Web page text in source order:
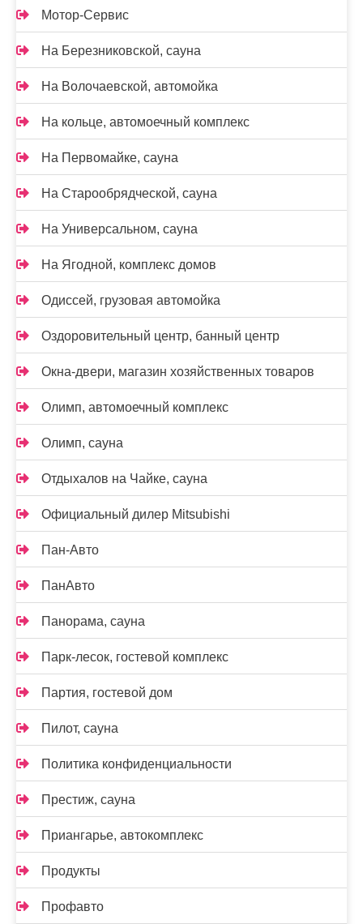
Мотор-Сервис
На Березниковской, сауна
На Волочаевской, автомойка
На кольце, автомоечный комплекс
На Первомайке, сауна
На Старообрядческой, сауна
На Универсальном, сауна
На Ягодной, комплекс домов
Одиссей, грузовая автомойка
Оздоровительный центр, банный центр
Окна-двери, магазин хозяйственных товаров
Олимп, автомоечный комплекс
Олимп, сауна
Отдыхалов на Чайке, сауна
Официальный дилер Mitsubishi
Пан-Авто
ПанАвто
Панорама, сауна
Парк-лесок, гостевой комплекс
Партия, гостевой дом
Пилот, сауна
Политика конфиденциальности
Престиж, сауна
Приангарье, автокомплекс
Продукты
Профавто